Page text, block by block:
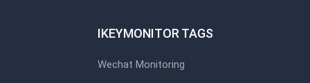
IKEYMONITOR TAGS
Wechat Monitoring